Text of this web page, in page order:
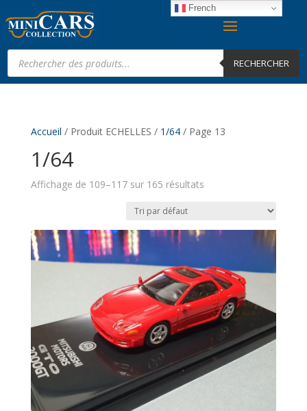
Recherche
produits
RECHERCHER
Accueil / Produit ECHELLES / 1/64/ Page 13
1/64
Affichage de 109–117 sur 165 résultats
French